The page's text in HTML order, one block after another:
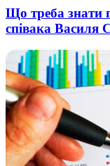
Що треба знати
співака Василя